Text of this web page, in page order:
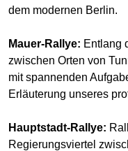
dem modernen Berlin.
Mauer-Rallye: Entlang
zwischen Orten von
mit spannenden
Erläuterung unseres
Hauptstadt-Rallye:
Regierungsviertel